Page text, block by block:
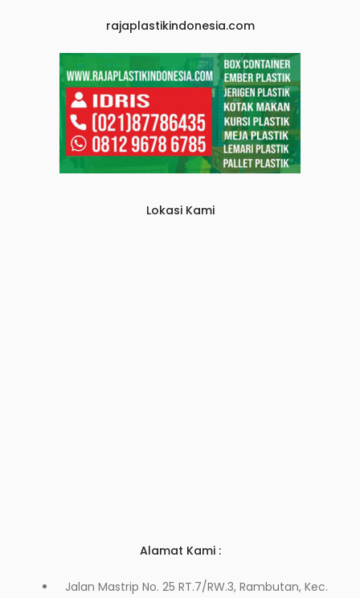
rajaplastikindonesia.com
Lokasi Kami
Alamat Kami :
Jalan Mastrip No. 25 RT.7/RW.3, Rambutan, Kec.